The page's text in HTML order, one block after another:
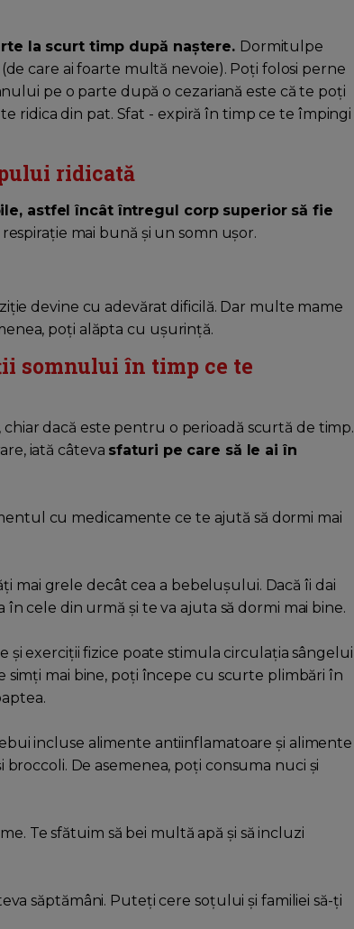
la scurt timp după naștere. Dormitulpe
care ai foarte multă nevoie). Poți folosi perne
pe o parte după o cezariană este că te poți
ridica din pat. Sfat - expiră în timp ce te împingi
ridicată
astfel încât întregul corp superior să fie
mai bună și un somn ușor.
devine cu adevărat dificilă. Dar multe mame
poți alăpta cu ușurință.
somnului în timp ce te
dacă este pentru o perioadă scurtă de timp.
iată câteva sfaturi pe care să le ai în
cu medicamente ce te ajută să dormi mai
mai grele decât cea a bebelușului. Dacă îi dai
cele din urmă și te va ajuta să dormi mai bine.
și exerciții fizice poate stimula circulația sângelui
simți mai bine, poți începe cu scurte plimbări în
incluse alimente antiinflamatoare și alimente
De asemenea, poți consuma nuci și
Te sfătuim să bei multă apă și să incluzi
săptămâni. Puteți cere soțului și familiei să-ți